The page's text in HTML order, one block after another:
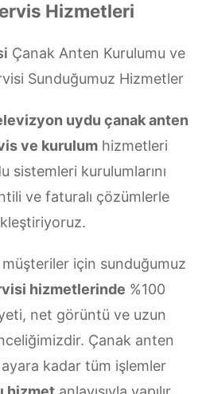
Hizmetleri
Çanak Anten Kurulumu ve
Sunduğumuz Hizmetler
uydu çanak anten
ve kurulumhizmetleri
sistemleri kurulumlarını
ve faturalı çözümlerle
için sunduğumuz
hizmetlerinde %100
net görüntü ve uzun
Çanak anten
kadar tüm işlemler